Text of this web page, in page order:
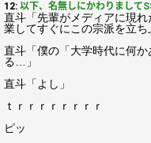
12: 以下、名無しにかわりまして
直斗「先輩がメディアに現
業してすぐにこの宗派を立ち
直斗「僕の「大学時代に何
る…」
直斗「よし」
ｔｒｒｒｒｒｒｒｒ
ピッ